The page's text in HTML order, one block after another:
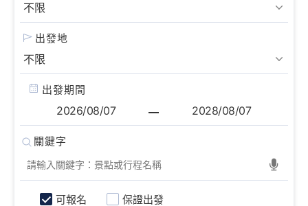
出發地
出發期間
可報名 保證出發